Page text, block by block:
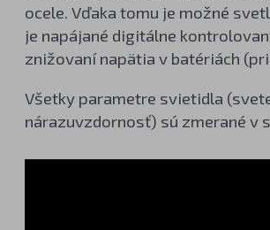
ocele. Vďaka tomu je možné
je napájané digitálne
znižovaní napätia v batériách
Všetky parametre svietidla
nárazuvzdornosť) sú zmerané v